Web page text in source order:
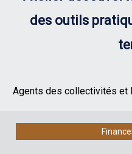
des outils
Agents des collectivités et